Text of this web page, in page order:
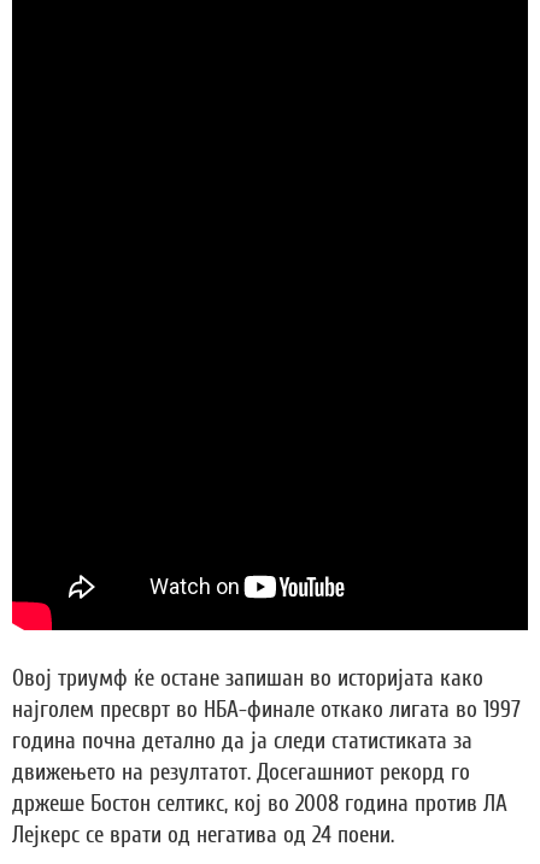
Овој триумф ќе остане запишан во историјата како
најголем пресврт во НБА-финале откако лигата во 1997
година почна детално да ја следи статистиката за
движењето на резултатот. Досегашниот рекорд го
држеше Бостон селтикс, кој во 2008 година против ЛА
Лејкерс се врати од негатива од 24 поени.